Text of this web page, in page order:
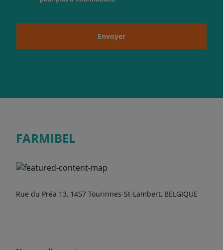
Envoyer
FARMIBEL
Rue du Préa 13, 1457 Tourinnes-St-Lambert, BELGIQUE